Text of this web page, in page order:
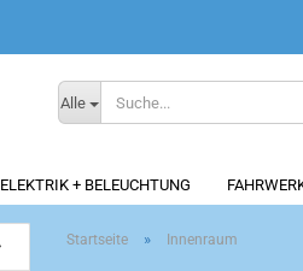
Alle
ELEKTRIK + BELEUCHTUNG
Startseite » Innenraum